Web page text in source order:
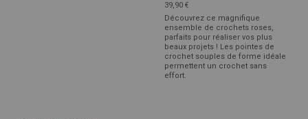
39,90 €
Découvrez ce magnifique
ensemble de crochets roses,
parfaits pour réaliser vos plus
beaux projets ! Les pointes de
crochet souples de forme idéale
permettent un crochet sans
effort.